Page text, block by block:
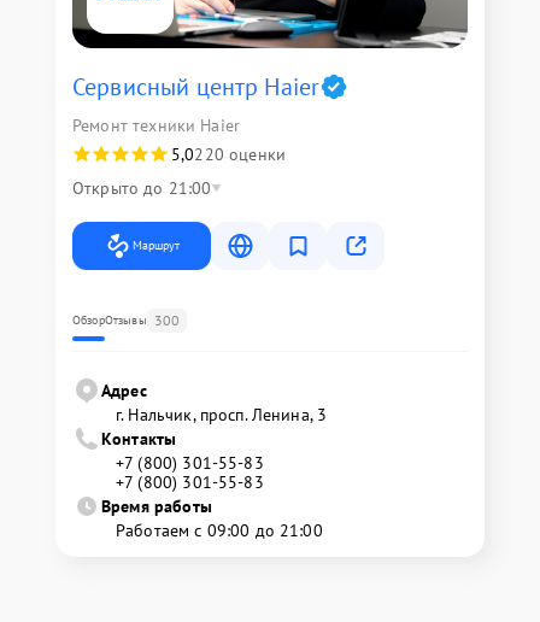
Сервисный центр Haier
Ремонт техники Haier
5,0220 оценки
Открыто до 21:00
Маршрут
ОбзорОтзывы 300
Адрес
г. Нальчик, просп. Ленина, 3
Контакты
+7 (800) 301-55-83
+7 (800) 301-55-83
Время работы
Работаем с 09:00 до 21:00